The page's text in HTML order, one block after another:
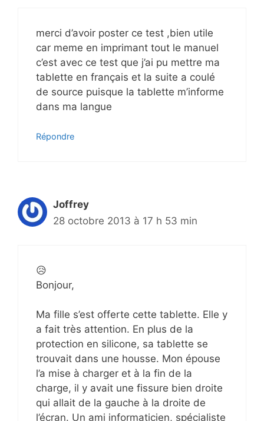
merci d’avoir poster ce test ,bien utile
car meme en imprimant tout le manuel
c’est avec ce test que j’ai pu mettre ma
tablette en français et la suite a coulé
de source puisque la tablette m’informe
dans ma langue
Répondre
Joffrey
28 octobre 2013 à 17 h 53 min
😥
Bonjour,
Ma fille s’est offerte cette tablette. Elle y
a fait très attention. En plus de la
protection en silicone, sa tablette se
trouvait dans une housse. Mon épouse
l’a mise à charger et à la fin de la
charge, il y avait une fissure bien droite
qui allait de la gauche à la droite de
l’écran. Un ami informaticien, spécialiste